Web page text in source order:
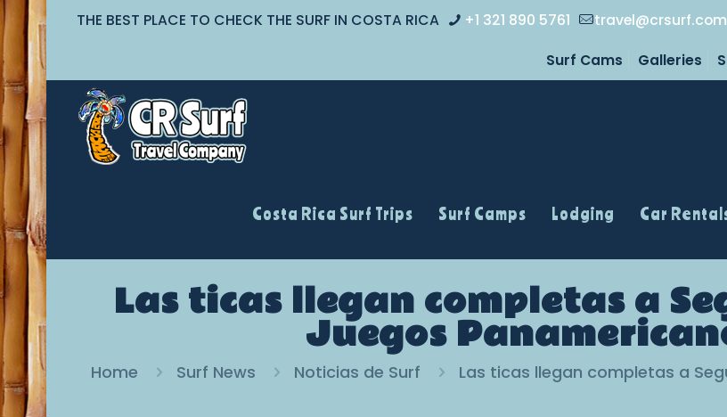
THE BEST PLACE TO CHECK THE SURF IN COSTA RICA +1 321 890 5761 travel@crsurf.com
Surf Cams Galleries
Costa Rica Surf Trips Surf Camps Lodging Car
Las ticas llegan completas a
Juegos
Home Surf News Noticias de Surf Las ticas llegan completas a